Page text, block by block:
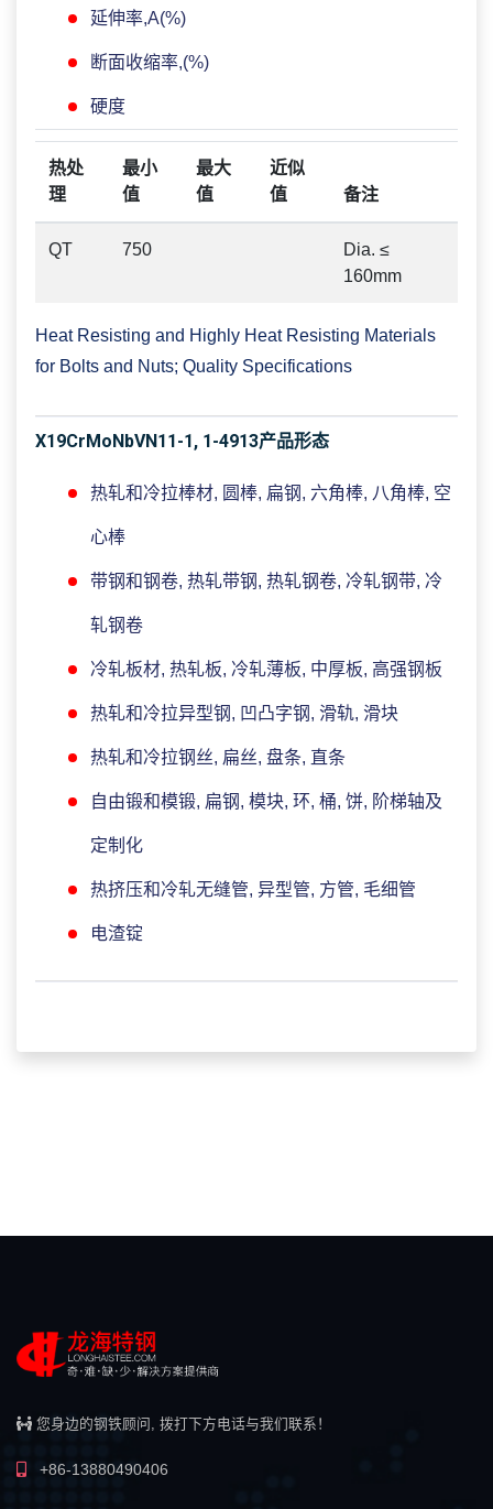
延伸率,A(%)
断面收缩率,(%)
硬度
热处
理
最小
值
最大
值
近似
值
备注
QT 750
Dia. ≤
160mm
Heat Resisting and Highly Heat Resisting Materials
for Bolts and Nuts; Quality Specifications
X19CrMoNbVN11-1, 1-4913产品形态
热轧和冷拉棒材, 圆棒, 扁钢, 六角棒, 八角棒, 空
心棒
带钢和钢卷, 热轧带钢, 热轧钢卷, 冷轧钢带, 冷
轧钢卷
冷轧板材, 热轧板, 冷轧薄板, 中厚板, 高强钢板
热轧和冷拉异型钢, 凹凸字钢, 滑轨, 滑块
热轧和冷拉钢丝, 扁丝, 盘条, 直条
自由锻和模锻, 扁钢, 模块, 环, 桶, 饼, 阶梯轴及
定制化
热挤压和冷轧无缝管, 异型管, 方管, 毛细管
电渣锭
您身边的钢铁顾问, 拨打下方电话与我们联系！
+86-13880490406